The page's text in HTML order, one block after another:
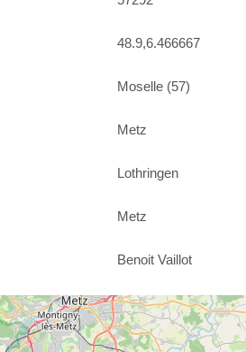
48.9,6.466667
Moselle (57)
Metz
Lothringen
Metz
Benoit Vaillot